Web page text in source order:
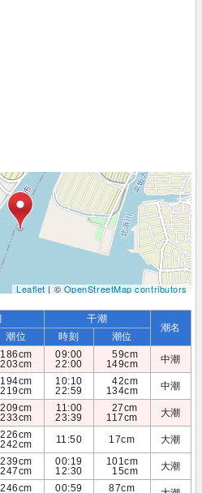
Leaflet| ©OpenStreetMap contributors
干潮
潮名
潮位 時刻
潮位
186cm
203cm
09:00
22:00
59cm
149cm
中潮
194cm
219cm
10:10
22:59
42cm
134cm
中潮
209cm
233cm
11:00
23:39
27cm
117cm
大潮
226cm
242cm
11:50 17cm 大潮
239cm
247cm
00:19
12:30
101cm
15cm
大潮
246cm
00:59
87cm